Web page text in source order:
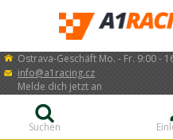
Ostrava-Geschäft Mo. - Fr. 9:00 -
info@a1racing.cz
Melde dich jetzt an
Suchen